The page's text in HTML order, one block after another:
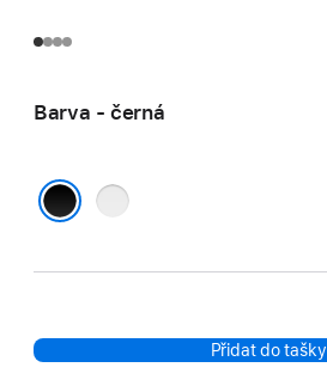
Barva - černá
šedá
Přidat do tašky